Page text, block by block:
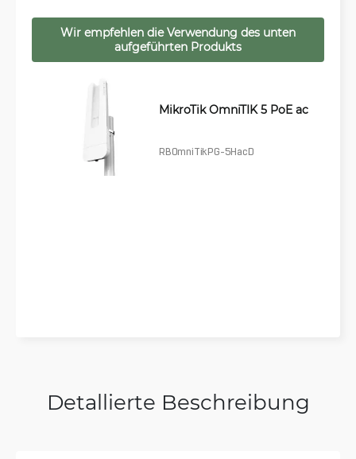
Wir empfehlen die Verwendung des unten
aufgeführten Produkts
MikroTik OmniTIK 5 PoE ac
RBOmniTikPG-5HacD
Detallierte Beschreibung